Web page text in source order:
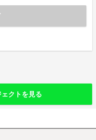
クトを見る